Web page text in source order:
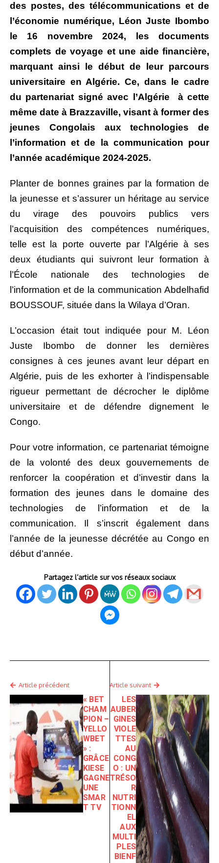
des postes, des télécommunications et de
l’économie numérique, Léon Juste Ibombo
le 16 novembre 2024, les documents
complets de voyage et une aide financière,
marquant ainsi le début de leur parcours
universitaire en Algérie. Ce, dans le cadre
du partenariat signé avec l’Algérie à cette
même date à Brazzaville, visant à former des
jeunes Congolais aux technologies de
l’information et de la communication pour
l’année académique 2024-2025.
Planter de bonnes graines par la formation de
la jeunesse et s’assurer un héritage au service
du virage des pouvoirs publics vers
l’acquisition des compétences numériques,
telle est la porte ouverte par l’Algérie à ses
deux étudiants qui suivront leur formation à
l’École nationale des technologies de
l’information et de la communication Abdelhafid
BOUSSOUF, située dans la Wilaya d’Oran.
L’occasion était tout indiquée pour M. Léon
Juste Ibombo de donner les dernières
consignes à ces jeunes avant leur départ en
Algérie, puis de les exhorter à l’indispensable
rigueur permettant de décrocher le diplôme
universitaire et de défendre dignement le
Congo.
Pour votre information, ce partenariat témoigne
de la volonté des deux gouvernements de
renforcer la coopération et d’investir dans la
formation des jeunes dans le domaine des
technologies de l’information et de la
communication. Il s’inscrit également dans
l’année de la jeunesse décrétée au Congo en
début d’année.
Partagez l’article sur vos réseaux sociaux
Article précédent
« BET
CHAM
PION –
YELLO
WBET
» :
GRÂCE
KIESE
GAGNE
UNE
SMAR
T TV
Article suivant
LES
AUBER
GINES
VIOLE
TTES
AU
CONG
O : UN
TRÉSO
R
NUTRI
TIONN
EL
AUX
MULTI
PLES
BIENF